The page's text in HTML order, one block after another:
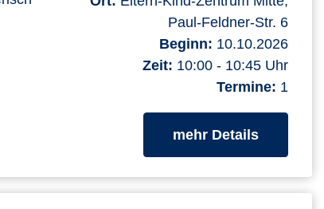
Paul-Feldner-Str. 6
Beginn: 10.10.2026
Zeit: 10:00 - 10:45 Uhr
Termine: 1
mehr Detailszum